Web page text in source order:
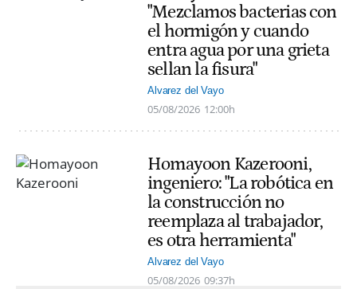
"Mezclamos bacterias con
el hormigón y cuando
entra agua por una grieta
sellan la fisura"
Alvarez del Vayo
05/08/2026 12:00h
Homayoon Kazerooni,
ingeniero: "La robótica en
la construcción no
reemplaza al trabajador,
es otra herramienta"
Alvarez del Vayo
05/08/2026 09:37h